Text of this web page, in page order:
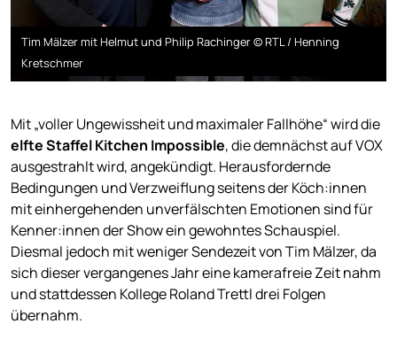
Tim Mälzer mit Helmut und Philip Rachinger © RTL / Henning
Kretschmer
Mit „voller Ungewissheit und maximaler Fallhöhe“ wird die
elfte Staffel Kitchen Impossible, die demnächst auf VOX
ausgestrahlt wird, angekündigt. Herausfordernde
Bedingungen und Verzweiflung seitens der Köch:innen
mit einhergehenden unverfälschten Emotionen sind für
Kenner:innen der Show ein gewohntes Schauspiel.
Diesmal jedoch mit weniger Sendezeit von Tim Mälzer, da
sich dieser vergangenes Jahr eine kamerafreie Zeit nahm
und stattdessen Kollege Roland Trettl drei Folgen
übernahm.